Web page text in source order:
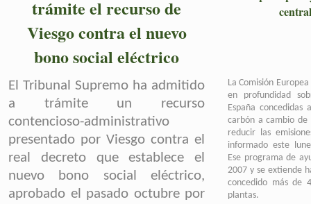
trámite el recurso de
Viesgo contra el nuevo
bonosocial eléctrico
El Tribunal Supremo ha admitido
a trámite un recurso
contencioso-administrativo
presentado por Viesgo contra el
real decreto que establece el
nuevo bono social eléctrico,
aprobado el pasado octubre por
La Comisión
en profundidad
España concedidas
carbón a cambio
reducir las
informado este
Ese programa de
2007 y se extiende
concedido más de
plantas.